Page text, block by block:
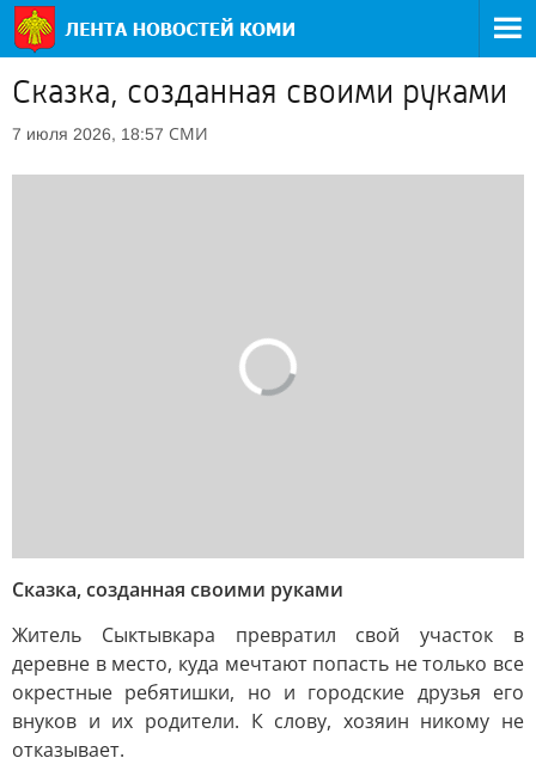
Сказка, созданная своими руками
7 июля 2026, 18:57 СМИ
Сказка, созданная своими руками
Житель Сыктывкара превратил свой участок в
деревне в место, куда мечтают попасть не только все
окрестные ребятишки, но и городские друзья его
внуков и их родители. К слову, хозяин никому не
отказывает.